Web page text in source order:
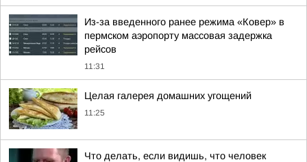
Из-за введенного ранее режима «Ковер» в
пермском аэропорту массовая задержка
рейсов
11:31
Целая галерея домашних угощений
11:25
Что делать, если видишь, что человек